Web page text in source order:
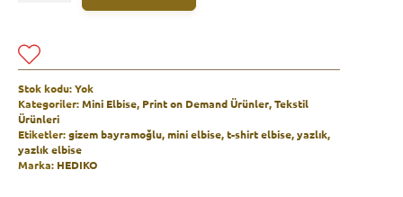
Elbise
|
Gizem
Bayramoğlu’nun
özgün
gerçeküstü
tasarımı
t
e
r
n
a
t
i
Stok kodu:Yok
Kategoriler:Mini Elbise, Print on Demand Ürünler,Tekstil
Ürünleri
Etiketler:gizem bayramoğlu,mini elbise,t-shirt elbise,yazlık,
yazlık elbise
Marka: HEDIKO